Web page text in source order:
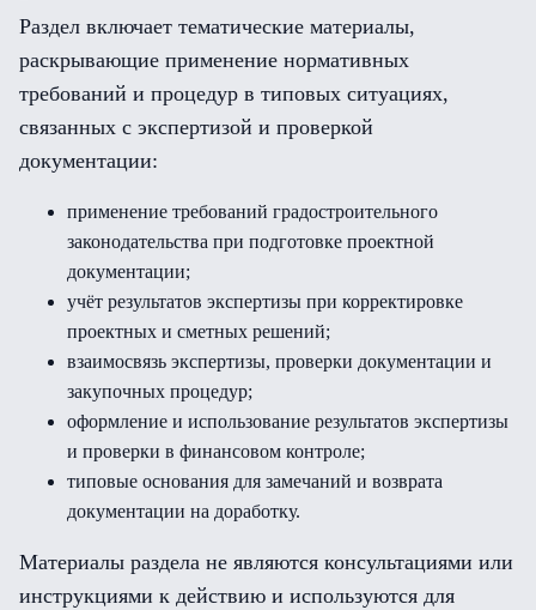
Раздел включает тематические материалы,
раскрывающие применение нормативных
требований и процедур в типовых ситуациях,
связанных с экспертизой и проверкой
документации:
применение требований градостроительного
законодательства при подготовке проектной
документации;
учёт результатов экспертизы при корректировке
проектных и сметных решений;
взаимосвязь экспертизы, проверки документации и
закупочных процедур;
оформление и использование результатов экспертизы
и проверки в финансовом контроле;
типовые основания для замечаний и возврата
документации на доработку.
Материалы раздела не являются консультациями или
инструкциями к действию и используются для